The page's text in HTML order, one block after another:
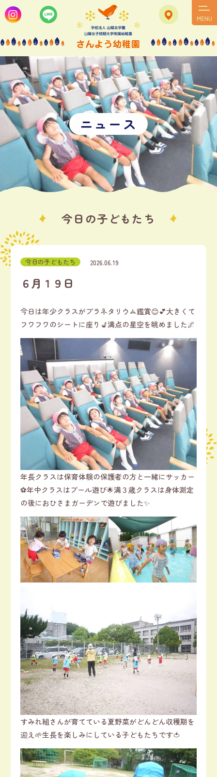
MENU
ニ ュ ー ス
今日の子どもたち
今日の子どもたち 2026.06.19
６月１９日
今日は年少クラスがプラネタリウム鑑賞😊💕大きくて
フワフワのシートに座り💺満点の星空を眺めました🌌
年長クラスは保育体験の保護者の方と一緒にサッカー
⚽年中クラスはプール遊び🌟満３歳クラスは身体測定
の後におひさまガーデンで遊びました✨
すみれ組さんが育てている夏野菜がどんどん収穫期を
迎え🌱生長を楽しみにしている子どもたちです🍅